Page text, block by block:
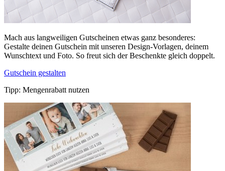
Mach aus langweiligen Gutscheinen etwas ganz besonderes:
Gestalte deinen Gutschein mit unseren Design-Vorlagen, deinem
Wunschtext und Foto. So freut sich der Beschenkte gleich doppelt.
Gutschein gestalten
Tipp: Mengenrabatt nutzen